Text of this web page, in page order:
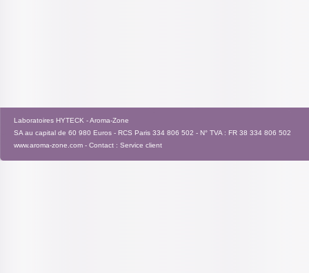
Laboratoires HYTECK - Aroma-Zone
SA au capital de 60 980 Euros - RCS Paris 334 806 502 - N° TVA : FR 38 334 806 502
www.aroma-zone.com - Contact : Service client